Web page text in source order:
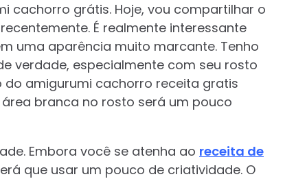
cachorro grátis. Hoje, vou compartilhar o
É realmente interessante
uma aparência muito marcante. Tenho
verdade, especialmente com seu rosto
do amigurumi cachorro receita gratis
branca no rosto será um pouco
Embora você se atenha ao receita de
que usar um pouco de criatividade. O